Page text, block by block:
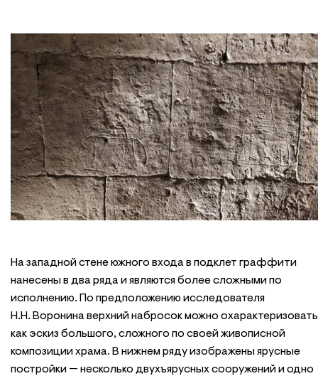
На западной стене южного входа в подклет граффити
нанесены в два ряда и являются более сложными по
исполнению. По предположению исследователя
Н.Н. Воронина верхний набросок можно охарактеризовать
как эскиз большого, сложного по своей живописной
композиции храма. В нижнем ряду изображены ярусные
постройки — несколько двухъярусных сооружений и одно